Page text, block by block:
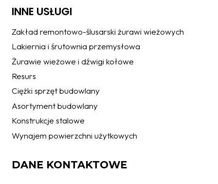
INNE USŁUGI
Zakład remontowo-ślusarski żurawi wieżowych
Lakiernia i śrutownia przemysłowa
Żurawie wieżowe i dźwigi kołowe
Resurs
Ciężki sprzęt budowlany
Asortyment budowlany
Konstrukcje stalowe
Wynajem powierzchni użytkowych
DANE KONTAKTOWE